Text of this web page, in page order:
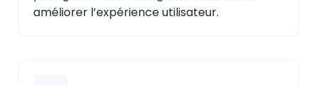
améliorer l’expérience utilisateur.